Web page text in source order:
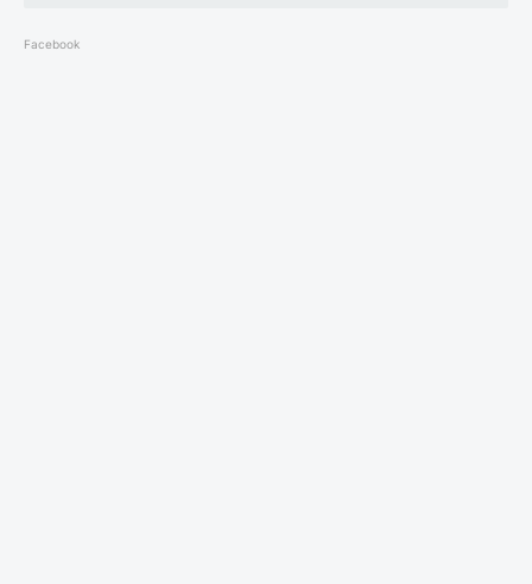
Facebook